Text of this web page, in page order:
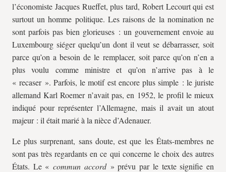
l’économiste Jacques Rueffet, plus tard, Robert Lecourt qui est
surtout un homme politique. Les raisons de la nomination ne
sont parfois pas bien glorieuses : un gouvernement envoie au
Luxembourg siéger quelqu’un dont il veut se débarrasser, soit
parce qu’on a besoin de le remplacer, soit parce qu’on n’en a
plus voulu comme ministre et qu’on n’arrive pas à le
« recaser ». Parfois, le motif est encore plus simple : le juriste
allemand Karl Roemer n’avait pas, en 1952, le profil le mieux
indiqué pour représenter l’Allemagne, mais il avait un atout
majeur : il était marié à la nièce d’Adenauer.
Le plus surprenant, sans doute, est que les États-membres ne
sont pas très regardants en ce qui concerne le choix des autres
États. Le «commun accord» prévu par le texte signifie en